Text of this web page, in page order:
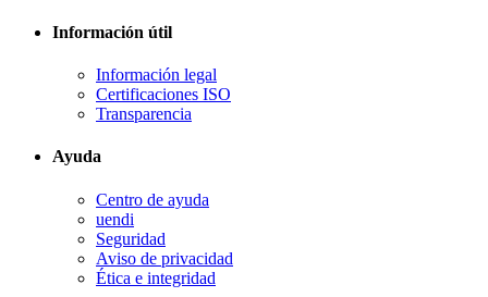
Información útil
Información legal
Certificaciones ISO
Transparencia
Ayuda
Centro de ayuda
uendi
Seguridad
Aviso de privacidad
Ética e integridad